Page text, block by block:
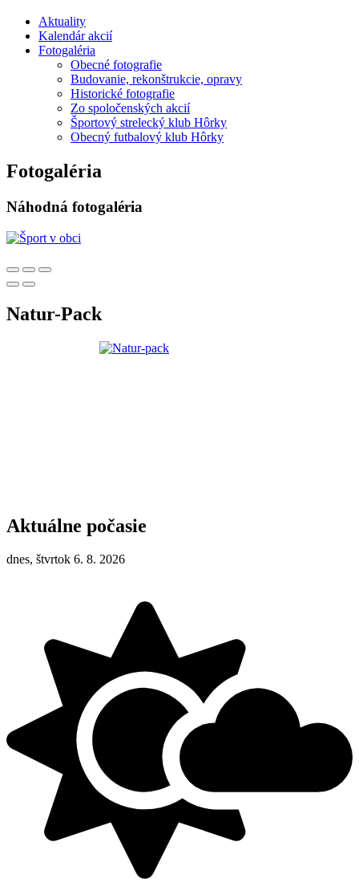
Aktuality
Kalendár akcií
Fotogaléria
Obecné fotografie
Budovanie, rekonštrukcie, opravy
Historické fotografie
Zo spoločenských akcií
Športový strelecký klub Hôrky
Obecný futbalový klub Hôrky
Fotogaléria
Náhodná fotogaléria
Natur-Pack
Aktuálne počasie
dnes, štvrtok 6. 8. 2026